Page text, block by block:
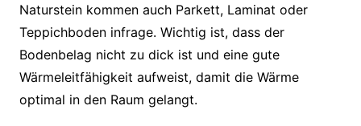
Naturstein kommen auch Parkett, Laminat oder
Teppichboden infrage. Wichtig ist, dass der
Bodenbelag nicht zu dick ist und eine gute
Wärmeleitfähigkeit aufweist, damit die Wärme
optimal in den Raum gelangt.